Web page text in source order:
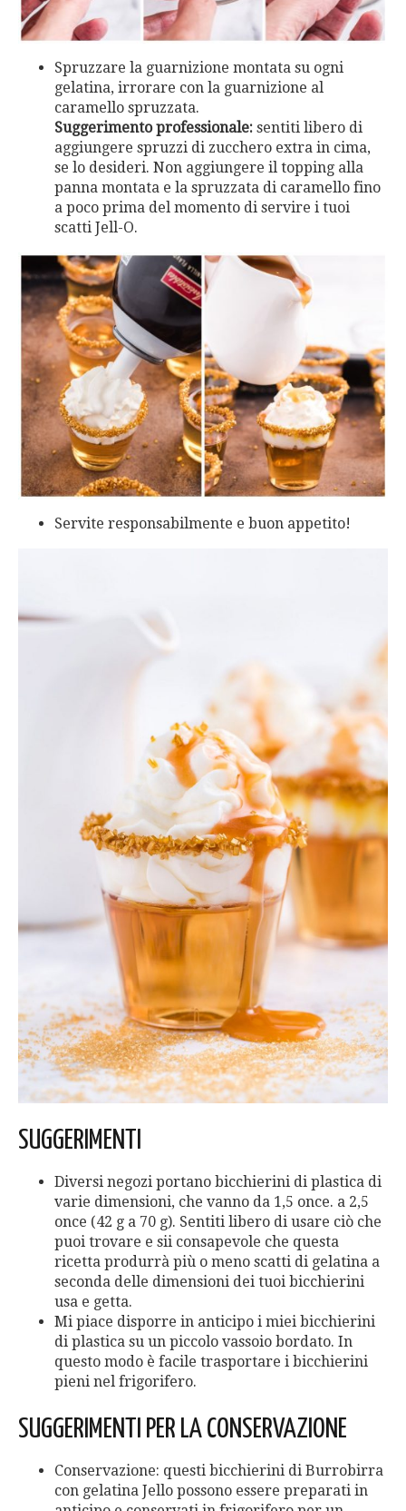
Spruzzare la guarnizione montata su ogni
gelatina, irrorare con la guarnizione al
caramello spruzzata.
Suggerimento professionale: sentiti libero di
aggiungere spruzzi di zucchero extra in cima,
se lo desideri. Non aggiungere il topping alla
panna montata e la spruzzata di caramello fino
a poco prima del momento di servire i tuoi
scatti Jell-O.
Servite responsabilmente e buon appetito!
SUGGERIMENTI
Diversi negozi portano bicchierini di plastica di
varie dimensioni, che vanno da 1,5 once. a 2,5
once (42 g a 70 g). Sentiti libero di usare ciò che
puoi trovare e sii consapevole che questa
ricetta produrrà più o meno scatti di gelatina a
seconda delle dimensioni dei tuoi bicchierini
usa e getta.
Mi piace disporre in anticipo i miei bicchierini
di plastica su un piccolo vassoio bordato. In
questo modo è facile trasportare i bicchierini
pieni nel frigorifero.
SUGGERIMENTI PER LA CONSERVAZIONE
Conservazione: questi bicchierini di Burrobirra
con gelatina Jello possono essere preparati in